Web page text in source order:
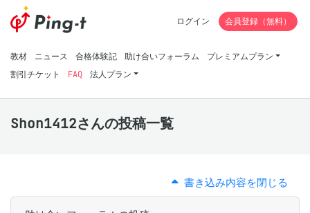
教材 ニュース 合格体験記 助け合いフォーラム
プレミアムプラン
割引チケット
FAQ 法人プラン
ログイン 会員登録（無料）
Shon1412さんの投稿一覧
書き込み内容を閉じる